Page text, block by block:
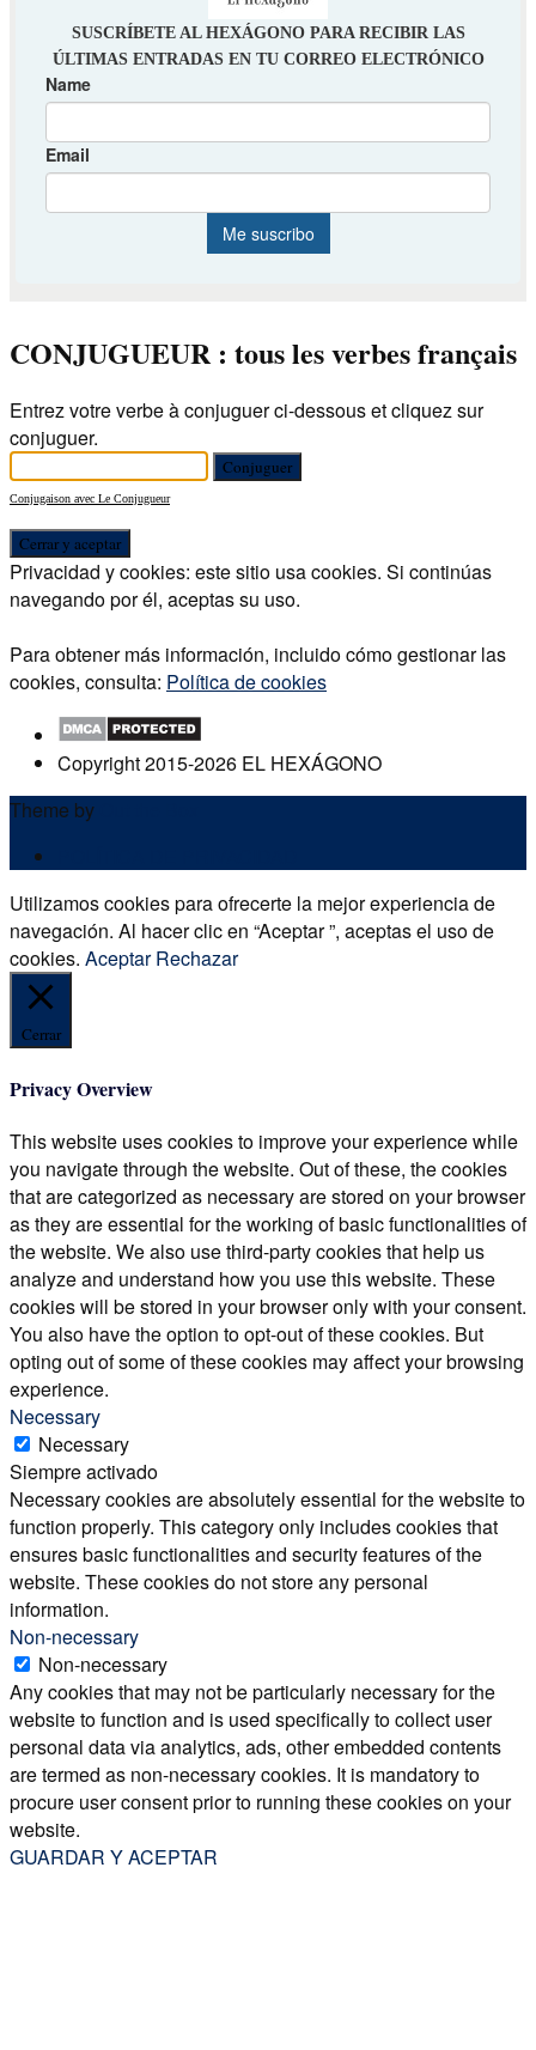
CONJUGUEUR : tous les verbes français
Entrez votre verbe à conjuguer ci-dessous et cliquez sur
conjuguer.
Conjugaison avec Le Conjugueur
Privacidad y cookies: este sitio usa cookies. Si continúas
navegando por él, aceptas su uso.
Para obtener más información, incluido cómo gestionar las
cookies, consulta: Política de cookies
Copyright 2015-2026 EL HEXÁGONO
Theme by
Utilizamos cookies para ofrecerte la mejor experiencia de
navegación. Al hacer clic en “Aceptar ”, aceptas el uso de
cookies. Aceptar Rechazar
Cerrar
Privacy Overview
This website uses cookies to improve your experience while
you navigate through the website. Out of these, the cookies
that are categorized as necessary are stored on your browser
as they are essential for the working of basic functionalities of
the website. We also use third-party cookies that help us
analyze and understand how you use this website. These
cookies will be stored in your browser only with your consent.
You also have the option to opt-out of these cookies. But
opting out of some of these cookies may affect your browsing
experience.
Necessary
Necessary
Siempre activado
Necessary cookies are absolutely essential for the website to
function properly. This category only includes cookies that
ensures basic functionalities and security features of the
website. These cookies do not store any personal
information.
Non-necessary
Non-necessary
Any cookies that may not be particularly necessary for the
website to function and is used specifically to collect user
personal data via analytics, ads, other embedded contents
are termed as non-necessary cookies. It is mandatory to
procure user consent prior to running these cookies on your
website.
GUARDAR Y ACEPTAR